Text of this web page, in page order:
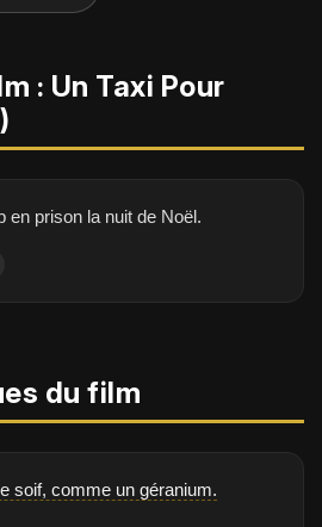
: Un Taxi Pour
en prison la nuit de Noël.
du film
soif, comme un géranium.